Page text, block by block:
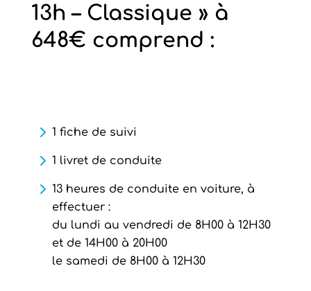
13h – Classique » à
648€ comprend :
1 fiche de suivi
1 livret de conduite
13 heures de conduite en voiture, à
effectuer :
du lundi au vendredi de 8H00 à 12H30
et de 14H00 à 20H00
le samedi de 8H00 à 12H30